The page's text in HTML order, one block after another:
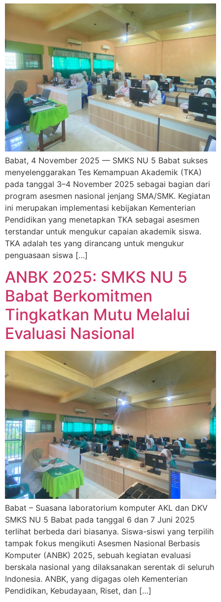
Babat, 4 November 2025 — SMKS NU 5 Babat sukses
menyelenggarakan Tes Kemampuan Akademik (TKA)
pada tanggal 3–4 November 2025 sebagai bagian dari
program asesmen nasional jenjang SMA/SMK. Kegiatan
ini merupakan implementasi kebijakan Kementerian
Pendidikan yang menetapkan TKA sebagai asesmen
terstandar untuk mengukur capaian akademik siswa.
TKA adalah tes yang dirancang untuk mengukur
penguasaan siswa […]
ANBK 2025: SMKS NU 5
Babat Berkomitmen
Tingkatkan Mutu Melalui
Evaluasi Nasional
Babat – Suasana laboratorium komputer AKL dan DKV
SMKS NU 5 Babat pada tanggal 6 dan 7 Juni 2025
terlihat berbeda dari biasanya. Siswa-siswi yang terpilih
tampak fokus mengikuti Asesmen Nasional Berbasis
Komputer (ANBK) 2025, sebuah kegiatan evaluasi
berskala nasional yang dilaksanakan serentak di seluruh
Indonesia. ANBK, yang digagas oleh Kementerian
Pendidikan, Kebudayaan, Riset, dan […]